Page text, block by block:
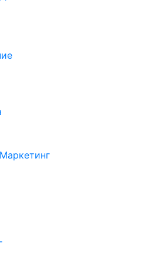
Маркетинг